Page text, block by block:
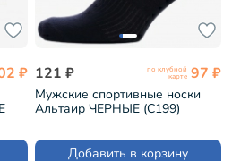
₽ 121 ₽ по клубной
карте 97 ₽
Мужские спортивные носки
Альтаир ЧЕРНЫЕ (С199)
Добавить в корзину